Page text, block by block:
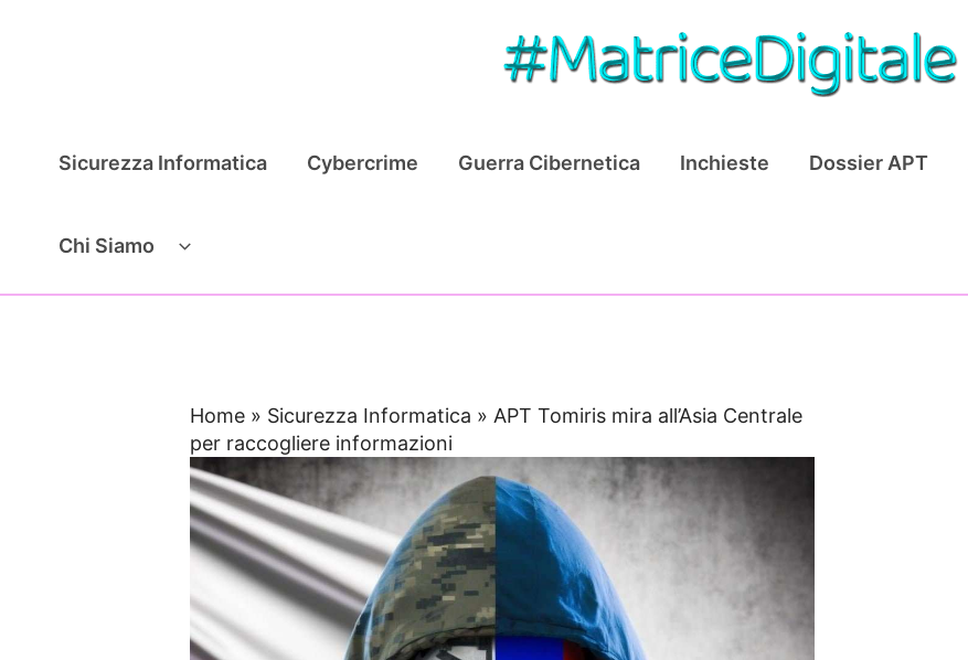
Sicurezza Informatica Cybercrime Guerra Cibernetica Inchieste Dossier APT
Chi Siamo
Home » Sicurezza Informatica » APT Tomiris mira all’Asia Centrale
per raccogliere informazioni